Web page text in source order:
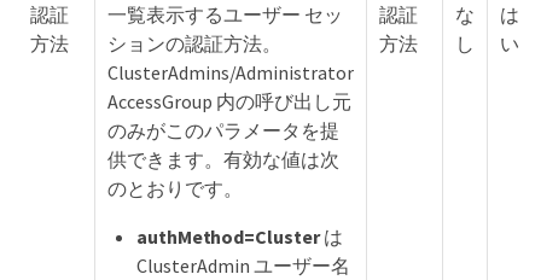
認証
方法
一覧表示するユーザー セッ
ションの認証方法。
ClusterAdmins/Administrator
AccessGroup 内の呼び出し元
のみがこのパラメータを提
供できます。有効な値は次
のとおりです。
authMethod=Clusterは
ClusterAdmin ユーザー名
認証
方法
な
し
は
い